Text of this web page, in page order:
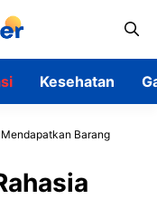
Kesehatan
Barang